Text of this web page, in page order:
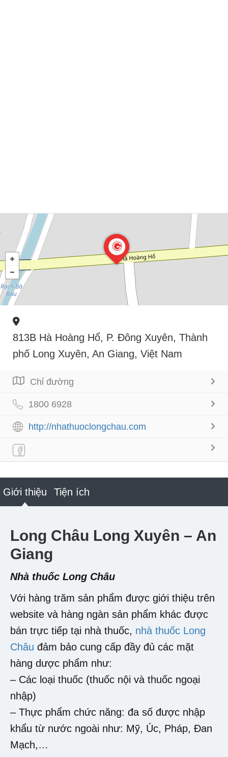
813B Hà Hoàng Hổ, P. Đông Xuyên, Thành
phố Long Xuyên, An Giang, Việt Nam
Chỉ đường
1800 6928
http://nhathuoclongchau.com
Giới thiệu Tiện ích
Long Châu Long Xuyên – An
Giang
Nhà thuốc Long Châu
Với hàng trăm sản phẩm được giới thiệu trên
website và hàng ngàn sản phẩm khác được
bán trực tiếp tại nhà thuốc, nhà thuốc Long
Châu đảm bảo cung cấp đầy đủ các mặt
hàng dược phẩm như:
– Các loại thuốc (thuốc nội và thuốc ngoại
nhập)
– Thực phẩm chức năng: đa số được nhập
khẩu từ nước ngoài như: Mỹ, Úc, Pháp, Đan
Mạch,…